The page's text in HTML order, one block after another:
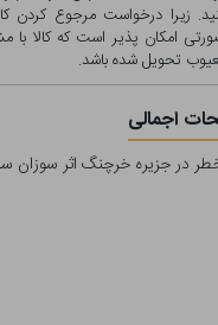
زیرا درخواست مرجوع کردن
امکان پذیر است که کالا
تحویل شده باشد.
اجمالی
در جزیره خرچنگ اثر سوزان